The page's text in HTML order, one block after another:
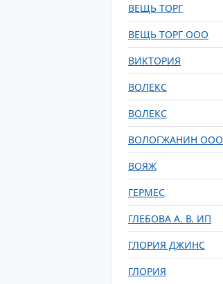
ВЕЩЬ ТОРГ
ВЕЩЬ ТОРГ ООО
ВИКТОРИЯ
ВОЛЕКС
ВОЛЕКС
ВОЛОГЖАНИН ООО
ВОЯЖ
ГЕРМЕС
ГЛЕБОВА А. В. ИП
ГЛОРИЯ ДЖИНС
ГЛОРИЯ